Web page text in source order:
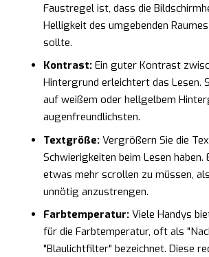
Faustregel ist, dass die
Helligkeit des umgebenden
sollte.
Kontrast:Ein guter Kontrast
Hintergrund erleichtert das Lesen.
auf weißem oder hellgelbem
augenfreundlichsten.
Textgröße:Vergrößern Sie die
Schwierigkeiten beim Lesen haben.
etwas mehr scrollen zu müssen,
unnötig anzustrengen.
Farbtemperatur:Viele Handys
für die Farbtemperatur, oft als
"Blaulichtfilter" bezeichnet. Diese